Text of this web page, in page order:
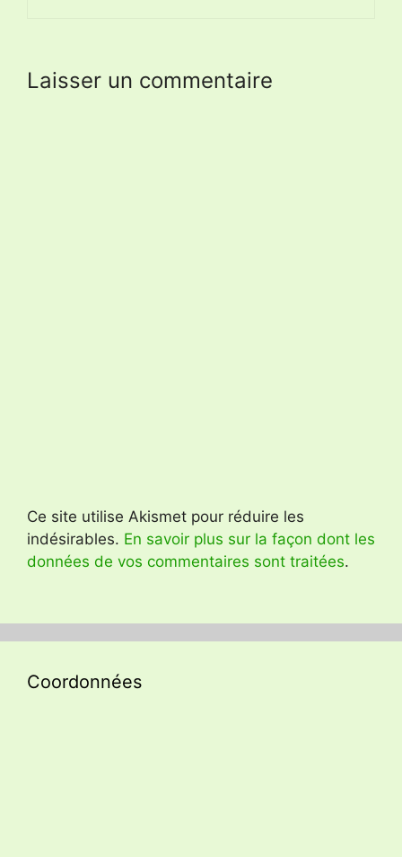
Laisser un commentaire
Ce site utilise Akismet pour réduire les
indésirables. En savoir plus sur la façon dont les
données de vos commentaires sont traitées.
Coordonnées